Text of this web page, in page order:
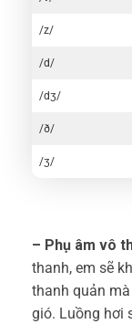
/z/
/d/
/dʒ/
/ð/
/ʒ/
– Phụ âm vô
thanh, em sẽ
thanh quản
gió. Luồng hơi